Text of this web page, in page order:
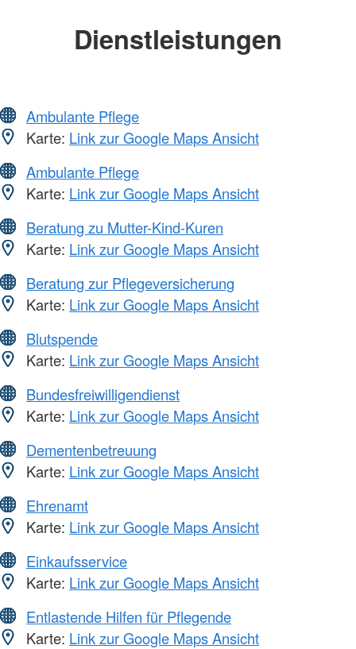
Dienstleistungen
Ambulante Pflege
Karte: Link zur Google Maps Ansicht
Ambulante Pflege
Karte: Link zur Google Maps Ansicht
Beratung zu Mutter-Kind-Kuren
Karte: Link zur Google Maps Ansicht
Beratung zur Pflegeversicherung
Karte: Link zur Google Maps Ansicht
Blutspende
Karte: Link zur Google Maps Ansicht
Bundesfreiwilligendienst
Karte: Link zur Google Maps Ansicht
Dementenbetreuung
Karte: Link zur Google Maps Ansicht
Ehrenamt
Karte: Link zur Google Maps Ansicht
Einkaufsservice
Karte: Link zur Google Maps Ansicht
Entlastende Hilfen für Pflegende
Karte: Link zur Google Maps Ansicht